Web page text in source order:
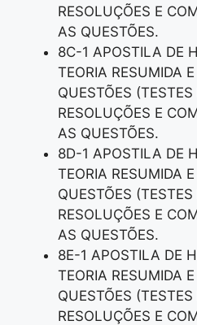
RESOLUÇÕES E
AS QUESTÕES.
8C-1 APOSTILA DE
TEORIA RESUMIDA
QUESTÕES
RESOLUÇÕES E
AS QUESTÕES.
8D-1 APOSTILA DE
TEORIA RESUMIDA
QUESTÕES
RESOLUÇÕES E
AS QUESTÕES.
8E-1 APOSTILA DE
TEORIA RESUMIDA
QUESTÕES
RESOLUÇÕES E